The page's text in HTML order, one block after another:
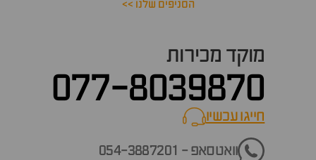
הסניפים שלנו >>
מוקד מכירות
077-8039870
חייגו עכשיוcall now
וואטסאפ - 054-3887201